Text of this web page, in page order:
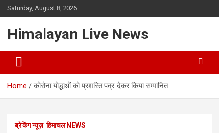
Saturday, August 8, 2026
Himalayan Live News
Home कोरोना योद्धाओं को प्रशस्ति पत्र देकर किया सम्मानित
ब्रेकिंग न्यूज़ हिमाचल NEWS